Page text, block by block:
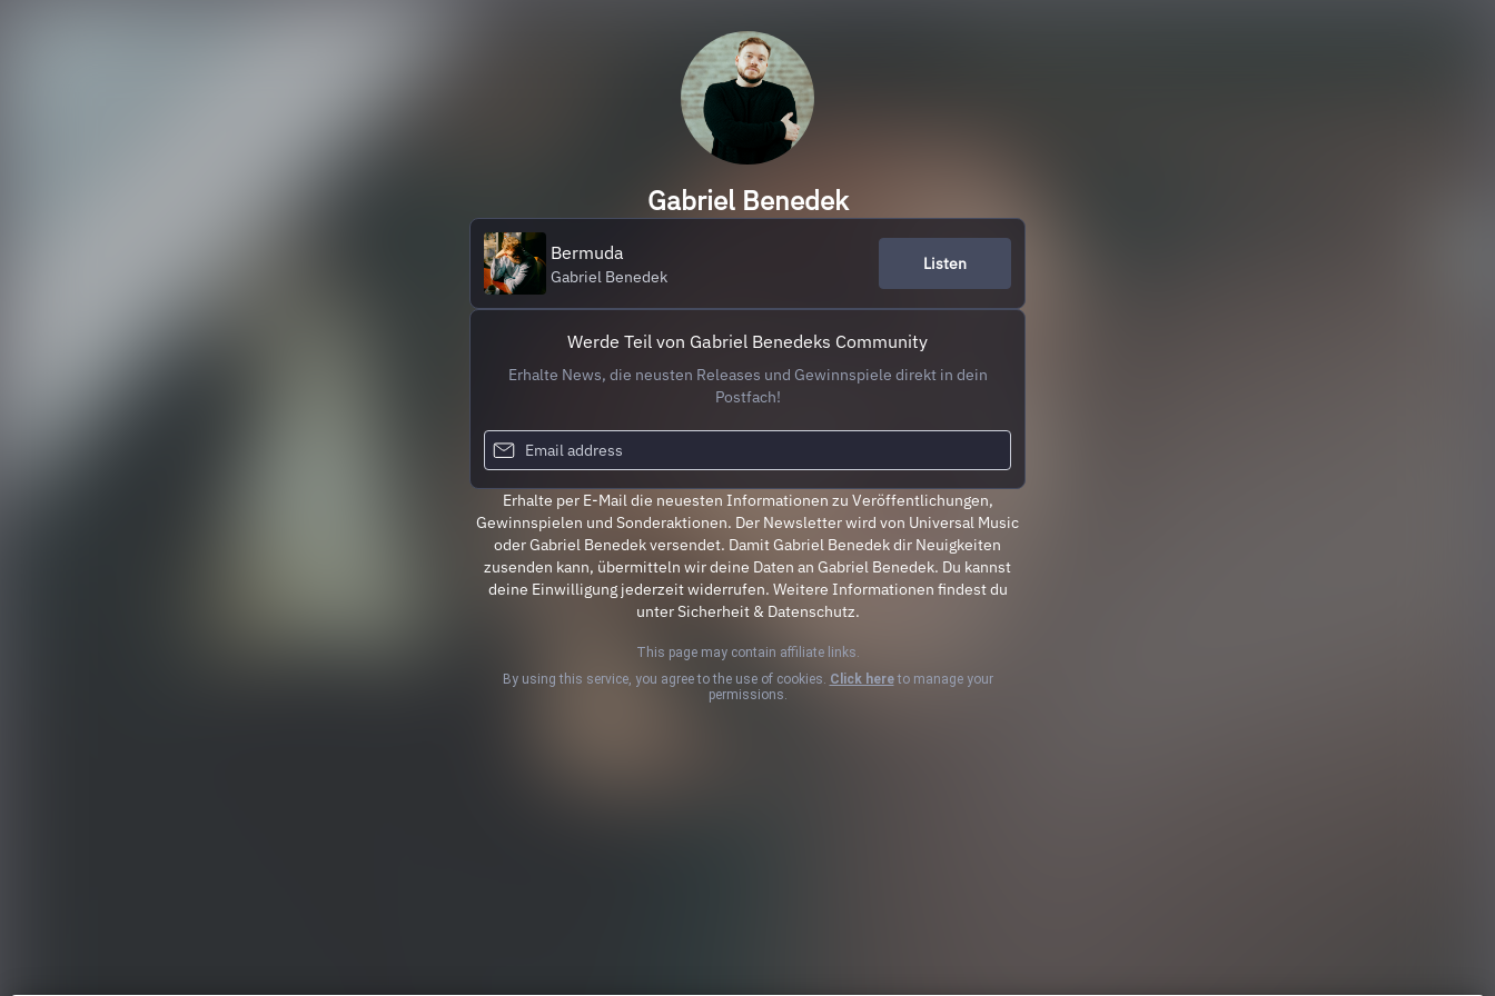
Gabriel Benedek
Bermuda
Gabriel Benedek
Listen
Werde Teil von Gabriel Benedeks Community
Erhalte News, die neusten Releases und Gewinnspiele direkt in dein
Postfach!
Erhalte per E-Mail die neuesten Informationen zu Veröffentlichungen,
Gewinnspielen und Sonderaktionen. Der Newsletter wird von Universal Music
oder Gabriel Benedek versendet. Damit Gabriel Benedek dir Neuigkeiten
zusenden kann, übermitteln wir deine Daten an Gabriel Benedek. Du kannst
deine Einwilligung jederzeit widerrufen. Weitere Informationen findest du
unter Sicherheit & Datenschutz.
This page may contain affiliate links.
By using this service, you agree to the use of cookies. Click hereto manage your
permissions.